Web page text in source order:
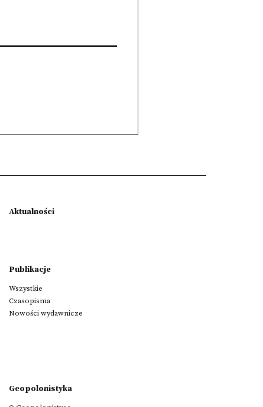
Aktualności
Publikacje
Wszystkie
Czasopisma
Nowości wydawnicze
Geopolonistyka